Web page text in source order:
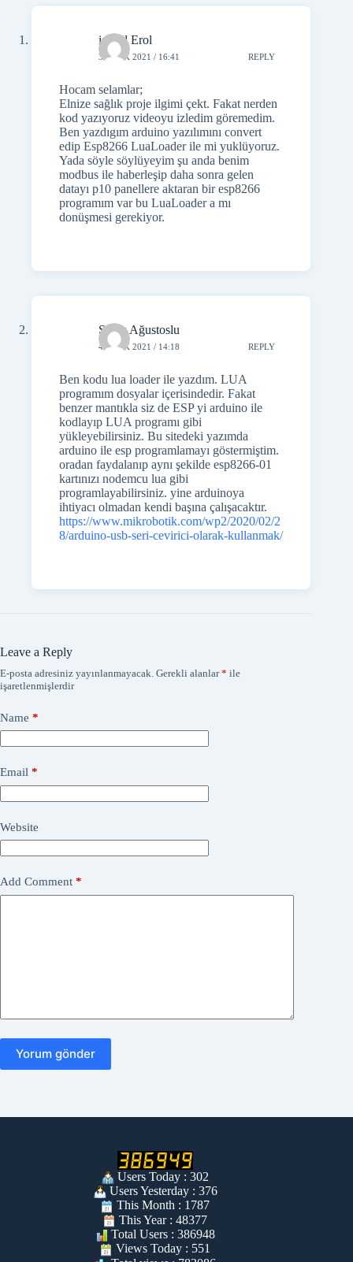
ismail Erol
3 OCAK 2021 / 16:41 REPLY
Hocam selamlar;
Elnize sağlık proje ilgimi çekt. Fakat nerden
kod yazıyoruz videoyu izledim göremedim.
Ben yazdıgım arduino yazılımını convert
edip Esp8266 LuaLoader ile mi yuklüyoruz.
Yada söyle söylüyeyim şu anda benim
modbus ile haberleşip daha sonra gelen
datayı p10 panellere aktaran bir esp8266
programım var bu LuaLoader a mı
donüşmesi gerekiyor.
Şafak Ağustoslu
4 OCAK 2021 / 14:18 REPLY
Ben kodu lua loader ile yazdım. LUA
programım dosyalar içerisindedir. Fakat
benzer mantıkla siz de ESP yi arduino ile
kodlayıp LUA programı gibi
yükleyebilirsiniz. Bu sitedeki yazımda
arduino ile esp programlamayı göstermiştim.
oradan faydalanıp aynı şekilde esp8266-01
kartınızı nodemcu lua gibi
programlayabilirsiniz. yine arduinoya
ihtiyacı olmadan kendi başına çalışacaktır.
https://www.mikrobotik.com/wp2/2020/02/2
8/arduino-usb-seri-cevirici-olarak-kullanmak/
Leave a Reply
E-posta adresiniz yayınlanmayacak. Gerekli alanlar* ile
işaretlenmişlerdir
Name *
Email *
Website
Add Comment *
Yorum gönder
Users Today : 302
Users Yesterday : 376
This Month : 1787
This Year : 48377
Total Users : 386948
Views Today : 551